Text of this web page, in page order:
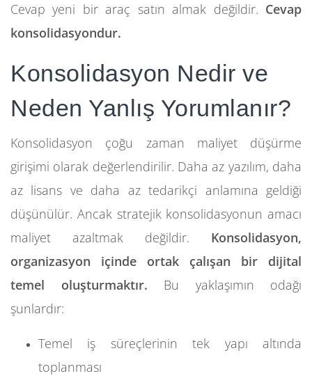
Cevap yeni bir araç satın almak değildir. Cevap
konsolidasyondur.
Konsolidasyon Nedir ve
Neden Yanlış Yorumlanır?
Konsolidasyon çoğu zaman maliyet düşürme
girişimi olarak değerlendirilir. Daha az yazılım, daha
az lisans ve daha az tedarikçi anlamına geldiği
düşünülür. Ancak stratejik konsolidasyonun amacı
maliyet azaltmak değildir. Konsolidasyon,
organizasyon içinde ortak çalışan bir dijital
temel oluşturmaktır. Bu yaklaşımın odağı
şunlardır:
Temel iş süreçlerinin tek yapı altında
toplanması